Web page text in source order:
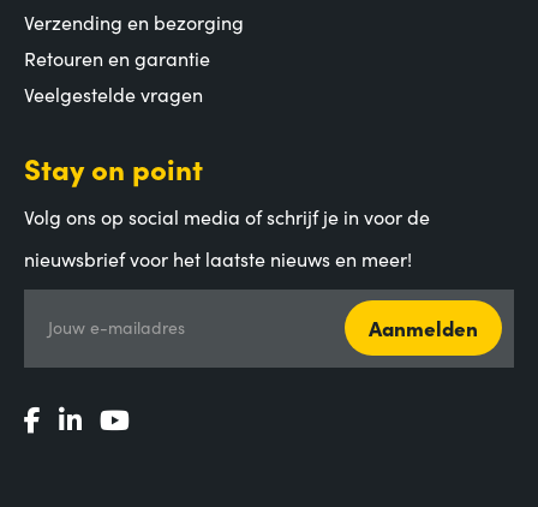
Verzending en bezorging
Retouren en garantie
Veelgestelde vragen
Stay on point
Volg ons op social media of schrijf je in voor de
nieuwsbrief voor het laatste nieuws en meer!
Jouw e-mailadres Aanmelden